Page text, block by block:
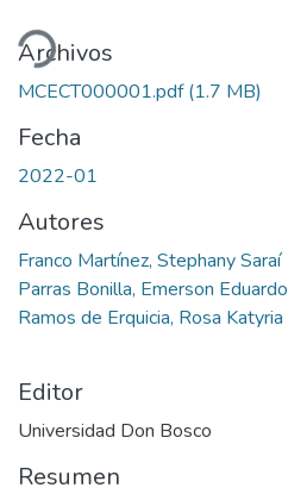
Archivos
MCECT000001.pdf(1.7 MB)
Fecha
2022-01
Autores
Franco Martínez, Stephany Saraí
Parras Bonilla, Emerson Eduardo
Ramos de Erquicia, Rosa Katyria
Editor
Universidad Don Bosco
Resumen